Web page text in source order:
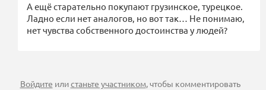
А ещё старательно покупают грузинское, турецкое.
Ладно если нет аналогов, но вот так… Не понимаю,
нет чувства собственного достоинства у людей?
Войдите илистаньте участником, чтобы комментировать